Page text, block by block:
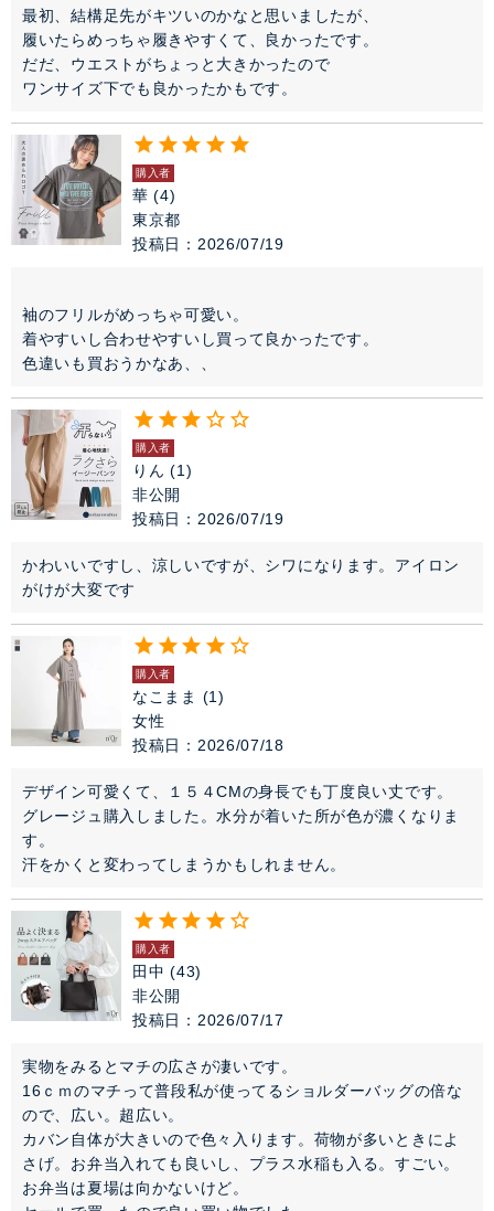
最初、結構足先がキツいのかなと思いましたが、
履いたらめっちゃ履きやすくて、良かったです。
だだ、ウエストがちょっと大きかったので
購入者
華
4
東京都
投稿日
2026/07/19
袖のフリルがめっちゃ可愛い。
着やすいし合わせやすいし買って良かったです。
色違いも買おうかなあ、、
購入者
りん
1
非公開
投稿日
2026/07/19
かわいいですし、涼しいですが、シワになります。アイロン
がけが大変です
購入者
なこまま
1
女性
投稿日
2026/07/18
デザイン可愛くて、１５４CMの身長でも丁度良い丈です。
グレージュ購入しました。水分が着いた所が色が濃くなりま
す。
汗をかくと変わってしまうかもしれません。
購入者
田中
43
非公開
投稿日
2026/07/17
実物をみるとマチの広さが凄いです。
16ｃｍのマチって普段私が使ってるショルダーバッグの倍な
ので、広い。超広い。
カバン自体が大きいので色々入ります。荷物が多いときによ
さげ。お弁当入れても良いし、プラス水稲も入る。すごい。
お弁当は夏場は向かないけど。